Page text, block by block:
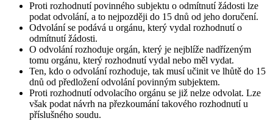
Proti rozhodnutí povinného subjektu o odmítnutí žádosti lze
podat odvolání, a to nejpozději do 15 dnů od jeho doručení.
Odvolání se podává u orgánu, který vydal rozhodnutí o
odmítnutí žádosti.
O odvolání rozhoduje orgán, který je nejblíže nadřízeným
tomu orgánu, který rozhodnutí vydal nebo měl vydat.
Ten, kdo o odvolání rozhoduje, tak musí učinit ve lhůtě do 15
dnů od předložení odvolání povinným subjektem.
Proti rozhodnutí odvolacího orgánu se již nelze odvolat. Lze
však podat návrh na přezkoumání takového rozhodnutí u
příslušného soudu.